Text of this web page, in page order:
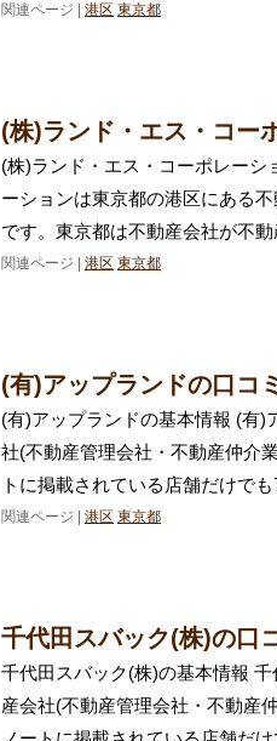
関連ページ | 港区 東京都
(株)ランド・エス・コー
(株)ランド・エス・コーポレーシ
ーションは東京都の港区にある
です。東京都は不動産会社が不
関連ページ | 港区 東京都
(有)アップランドの口コ
(有)アップランドの基本情報 (有)
社(不動産管理会社・不動産仲介
トに掲載されている店舗だけで
関連ページ | 港区 東京都
千代田スバック(株)の口
千代田スバック(株)の基本情報
産会社(不動産管理会社・不動産